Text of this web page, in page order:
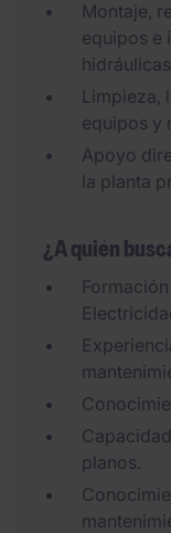
Montaje,
equipos e
Limpieza,
equipos y
Apoyo
la planta
¿A quién
planos.